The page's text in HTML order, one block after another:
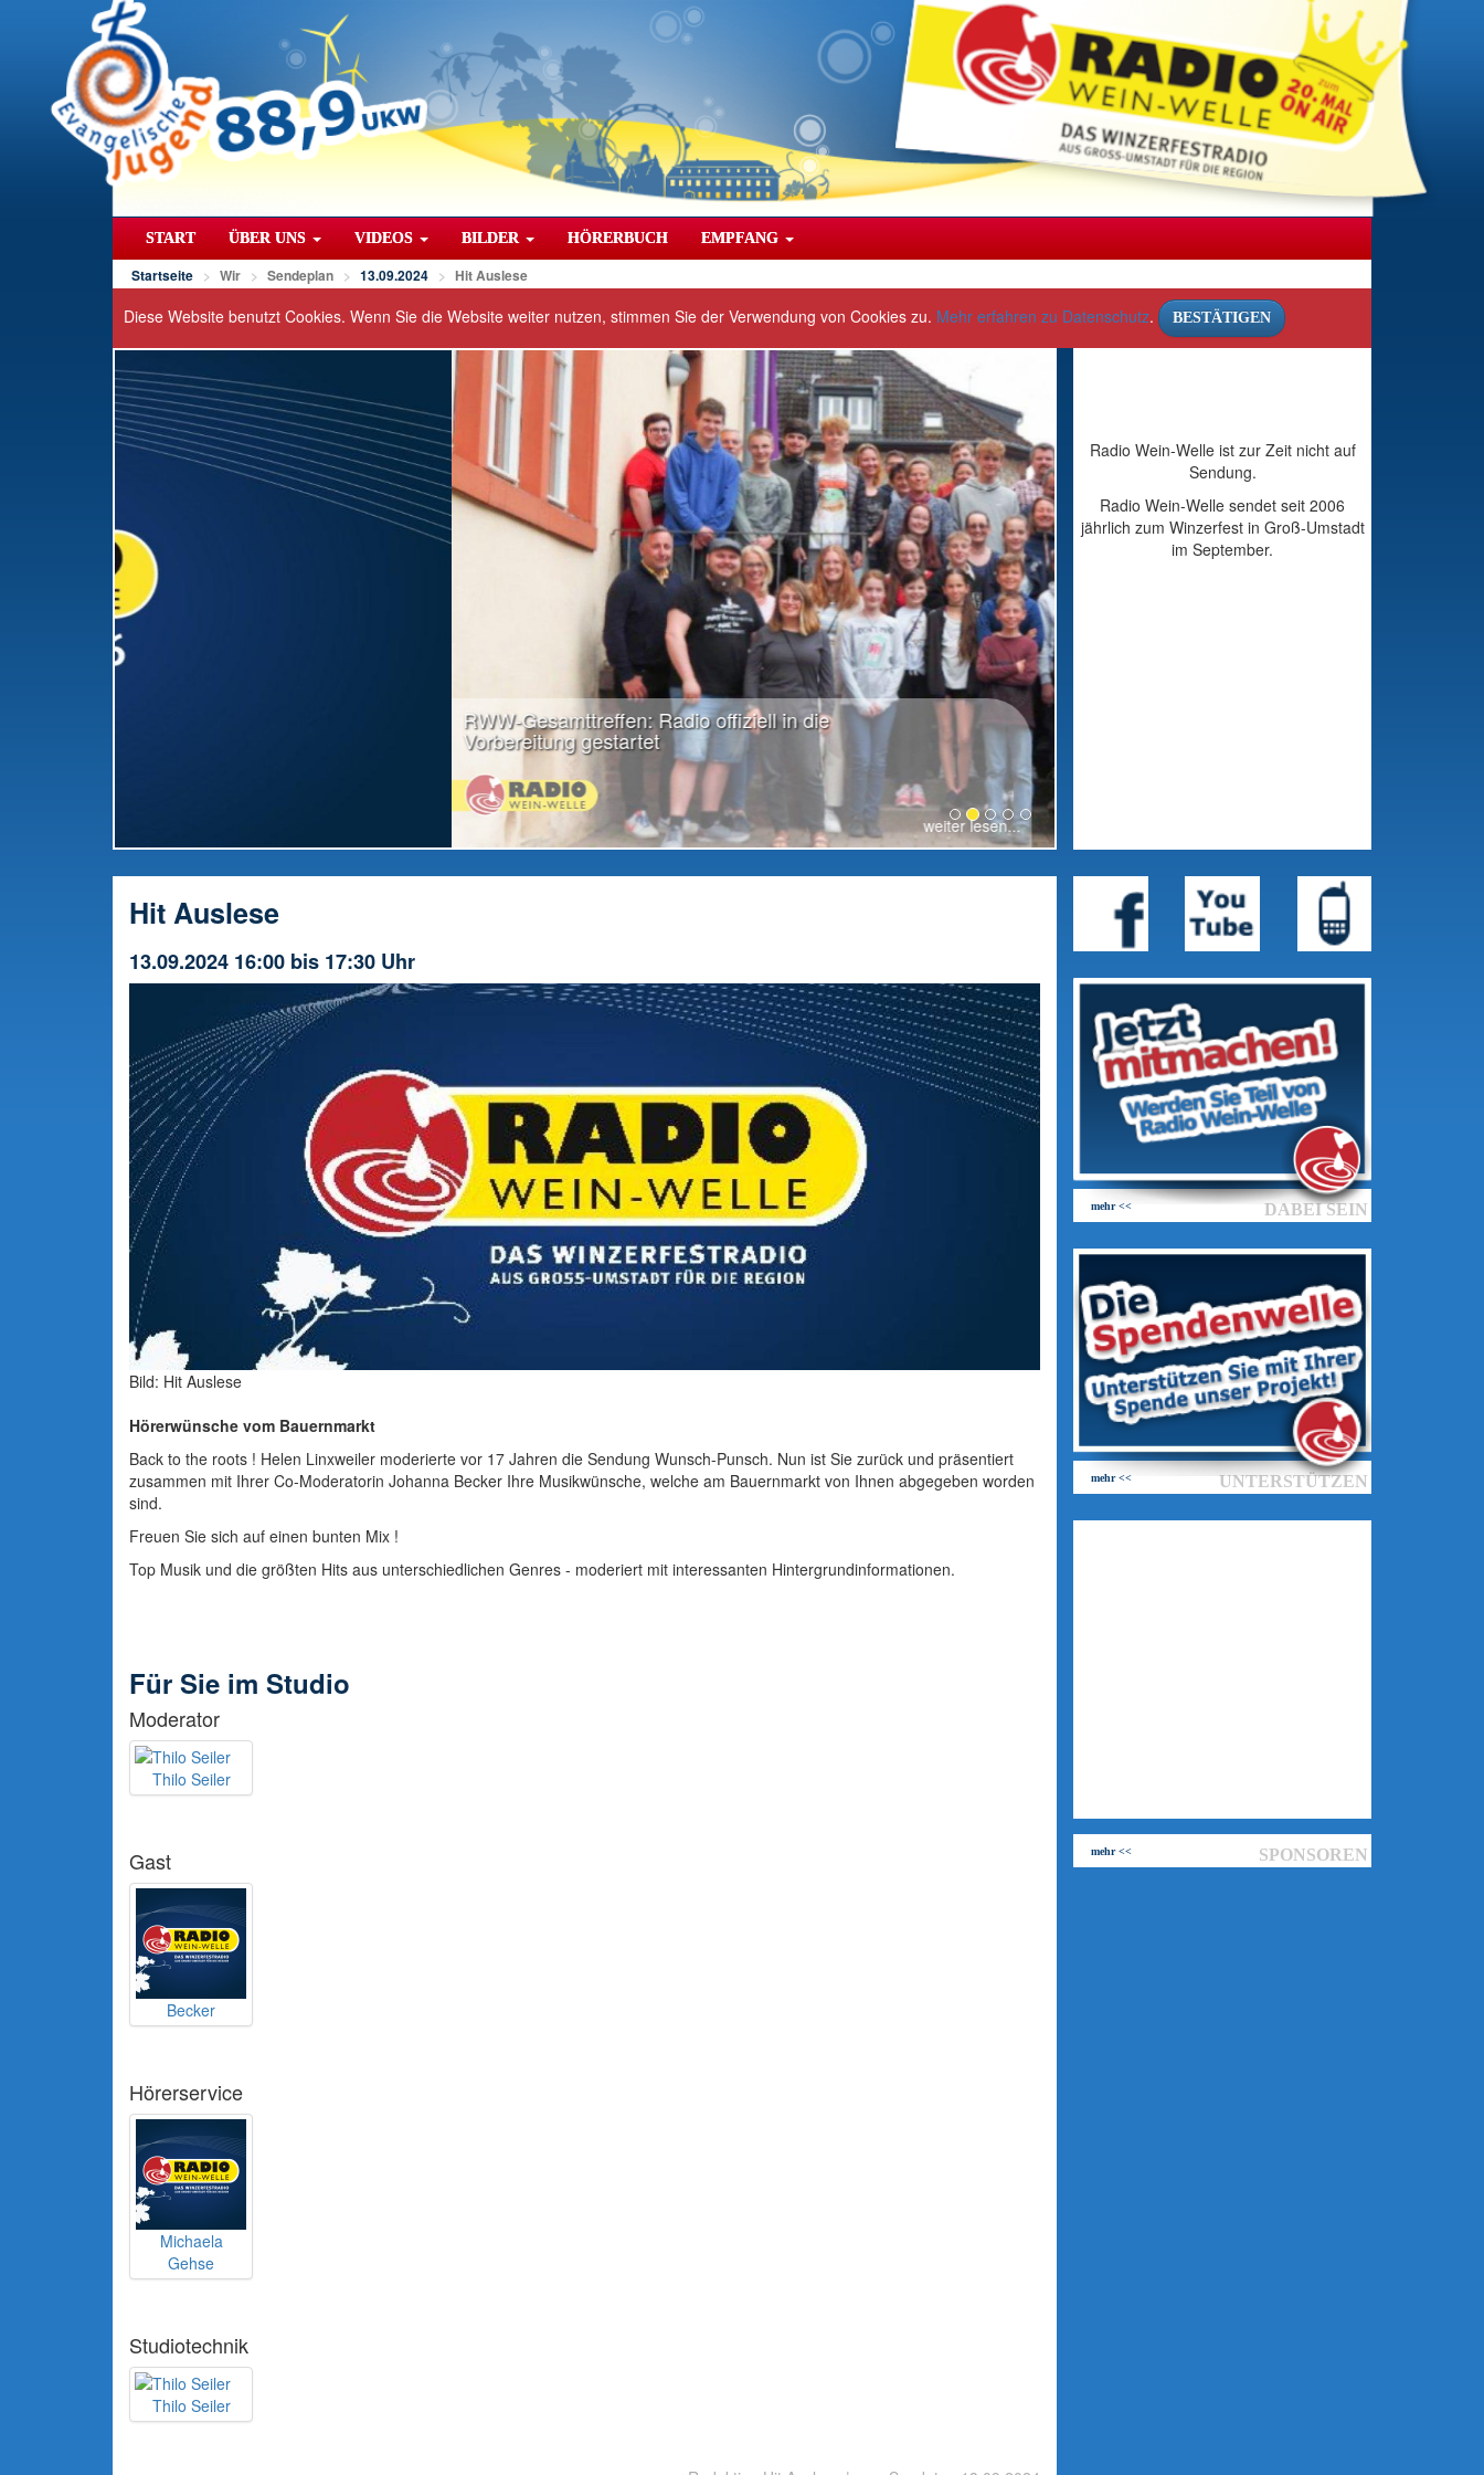
START ÜBER UNS VIDEOS BILDER HÖRERBUCH EMPFANG
Startseite Wir Sendeplan 13.09.2024 Hit Auslese
Diese Website benutzt Cookies. Wenn Sie die Website weiter nutzen, stimmen Sie der Verwendung von Cookies zu. Mehr erfahren zu Datenschutz. BESTÄTIGEN
RWW-Gesamttreffen: Radio offiziell in die
weiter lesen...
Radio Wein-Welle ist zur Zeit nicht auf
Sendung.
Radio Wein-Welle sendet seit 2006
jährlich zum Winzerfest in Groß-Umstadt
im September.
Hit Auslese
13.09.2024 16:00 bis 17:30 Uhr
Bild: Hit Auslese
Hörerwünsche vom Bauernmarkt
Back to the roots ! Helen Linxweiler moderierte vor 17 Jahren die Sendung Wunsch-Punsch. Nun ist Sie zurück und präsentiert
zusammen mit Ihrer Co-Moderatorin Johanna Becker Ihre Musikwünsche, welche am Bauernmarkt von Ihnen abgegeben worden
sind.
Freuen Sie sich auf einen bunten Mix !
Top Musik und die größten Hits aus unterschiedlichen Genres - moderiert mit interessanten Hintergrundinformationen.
Für Sie im Studio
Moderator
Thilo Seiler
Gast
Becker
Hörerservice
Michaela
Gehse
Studiotechnik
Thilo Seiler
DABEI SEIN
mehr <<
UNTERSTÜTZEN
mehr <<
SPONSOREN
mehr <<